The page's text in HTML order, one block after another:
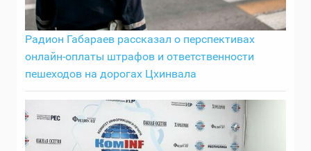
Радион Габараев рассказал о перспективах
онлайн-оплаты штрафов и ответственности
пешеходов на дорогах Цхинвала